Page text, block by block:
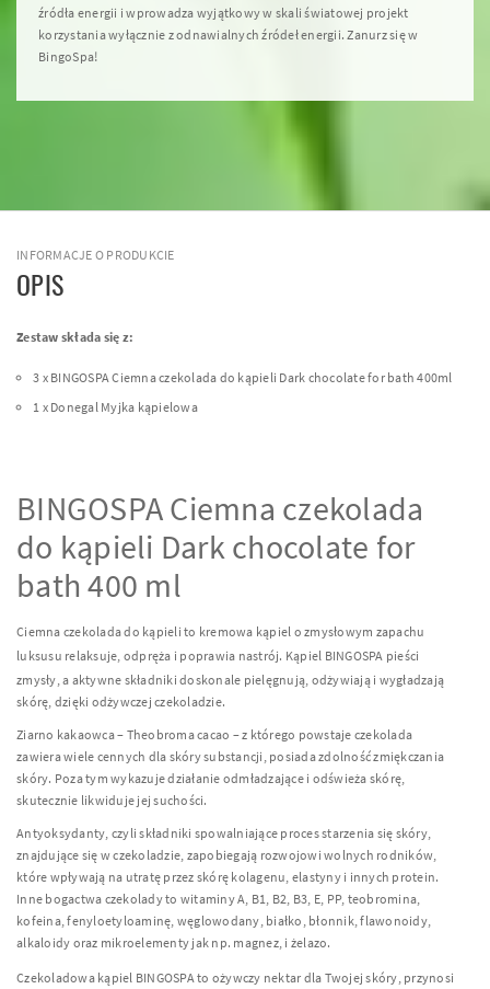
źródła energii i wprowadza wyjątkowy w skali światowej projekt
korzystania wyłącznie z odnawialnych źródeł energii. Zanurz się w
BingoSpa!
INFORMACJE O PRODUKCIE
OPIS
Zestaw składa się z:
3 x BINGOSPACiemna czekolada do kąpieli Dark chocolate for bath 400ml
1 x Donegal Myjka kąpielowa
BINGOSPACiemna czekolada
do kąpieli Dark chocolate for
bath 400 ml
Ciemna czekolada do kąpieli to kremowa kąpiel o zmysłowym zapachu
luksusu relaksuje, odpręża i poprawia nastrój. Kąpiel BINGOSPA pieści
zmysły, a aktywne składniki doskonale pielęgnują, odżywiają i wygładzają
skórę, dzięki odżywczej czekoladzie.
Ziarno kakaowca – Theobroma cacao – z którego powstaje czekolada
zawiera wiele cennych dla skóry substancji, posiada zdolność zmiękczania
skóry. Poza tym wykazuje działanie odmładzające i odświeża skórę,
skutecznie likwiduje jej suchości.
Antyoksydanty, czyli składniki spowalniające proces starzenia się skóry,
znajdujące się w czekoladzie, zapobiegają rozwojowi wolnych rodników,
które wpływają na utratę przez skórę kolagenu, elastyny i innych protein.
Inne bogactwa czekolady to witaminy A, B1, B2, B3, E, PP, teobromina,
kofeina, fenyloetyloaminę, węglowodany, białko, błonnik, flawonoidy,
alkaloidy oraz mikroelementy jak np. magnez, i żelazo.
Czekoladowa kąpiel BINGOSPAto ożywczy nektar dla Twojej skóry, przynosi